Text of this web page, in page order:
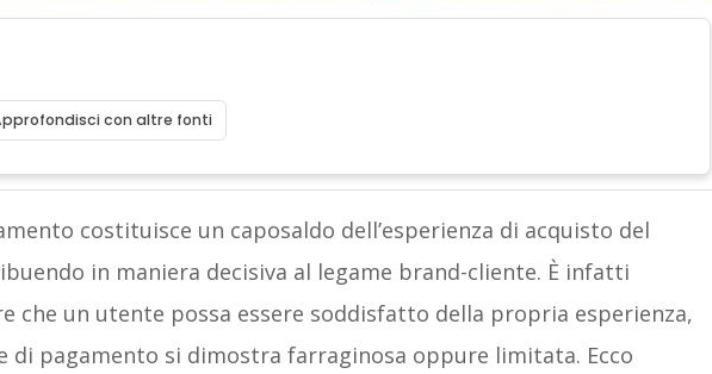
con altre fonti
costituisce un caposaldo dell’esperienza di acquisto del
in maniera decisiva al legame brand-cliente. È infatti
che un utente possa essere soddisfatto della propria esperienza,
di pagamento si dimostra farraginosa oppure limitata. Ecco